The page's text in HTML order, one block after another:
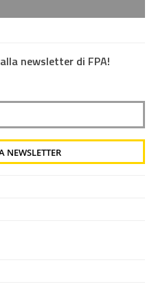
newsletter di FPA!